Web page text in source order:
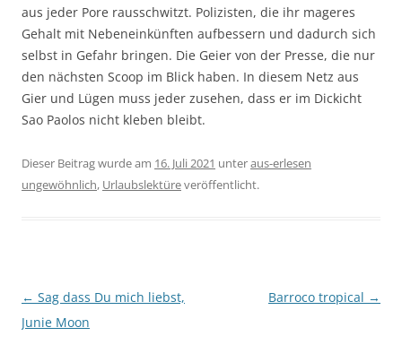
aus jeder Pore rausschwitzt. Polizisten, die ihr mageres
Gehalt mit Nebeneinkünften aufbessern und dadurch sich
selbst in Gefahr bringen. Die Geier von der Presse, die nur
den nächsten Scoop im Blick haben. In diesem Netz aus
Gier und Lügen muss jeder zusehen, dass er im Dickicht
Sao Paolos nicht kleben bleibt.
Dieser Beitrag wurde am 16. Juli 2021 unteraus-erlesen
ungewöhnlich, Urlaubslektüreveröffentlicht.
Beitragsnavigation
← Sag dass Du mich liebst,
Junie Moon
Barroco tropical →